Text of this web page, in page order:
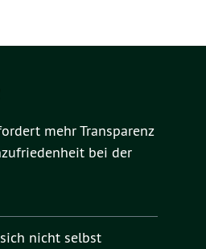
mehr Transparenz
bei der
nicht selbst